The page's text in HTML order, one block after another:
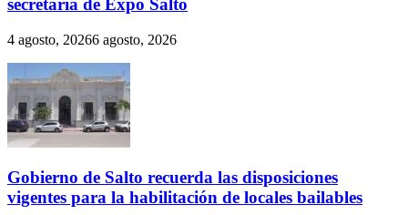
secretaría de Expo Salto
4 agosto, 20266 agosto, 2026
Gobierno de Salto recuerda las disposiciones
vigentes para la habilitación de locales bailables